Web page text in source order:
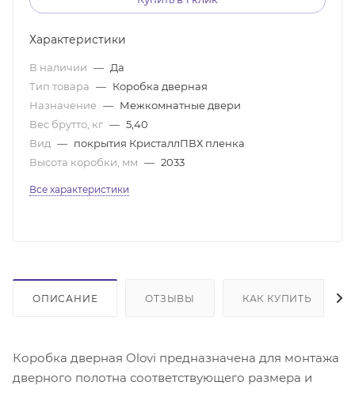
Характеристики
В наличии — Да
Тип товара — Коробка дверная
Назначение — Межкомнатные двери
Вес брутто, кг — 5,40
Вид — покрытия КристаллПВХ пленка
Высота коробки, мм — 2033
Все характеристики
ОПИСАНИЕ ОТЗЫВЫ КАК КУПИТЬ
Коробка дверная Olovi предназначена для монтажа
дверного полотна соответствующего размера и